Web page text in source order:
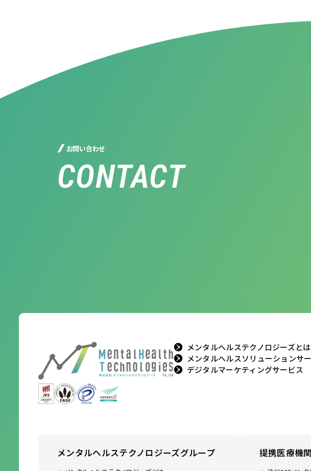
お問い合わせ
CONTACT
メンタルヘルステクノロジーズとは
メンタルヘルスソリューションサ
デジタルマーケティングサービス
メンタルヘルステクノロジーズグループ 提携医療機関